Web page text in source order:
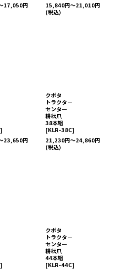
17,050円
15,840円～21,010円
(税込)
]
23,650円
クボタ
トラクタ－
センター
耕耘爪
38本組
[KLR-38C]
21,230円～24,860円
(税込)
]
クボタ
トラクタ－
センター
耕耘爪
44本組
[KLR-44C]